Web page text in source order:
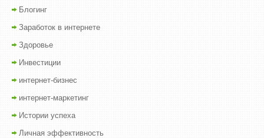
Блогинг
Заработок в интернете
Здоровье
Инвестиции
интернет-бизнес
интернет-маркетинг
Истории успеха
Личная эффективность